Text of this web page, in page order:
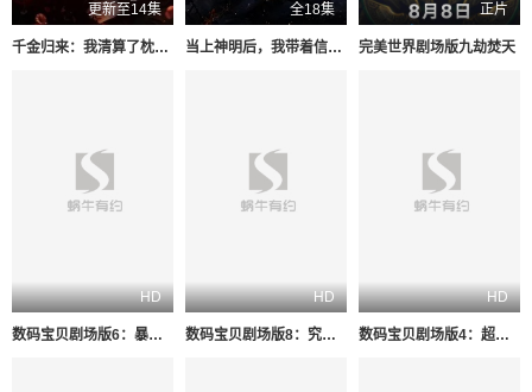
更新至14集
千金归来：我清算了枕边人
全18集
当上神明后，我带着信徒干翻了废土
正片
​完美世界剧场版九劫焚天​
HD
数码宝贝剧场版6：暴走特急
HD
数码宝贝剧场版8：究极力量！爆裂模式发动
HD
数码宝贝剧场版4：超恶魔兽的反击